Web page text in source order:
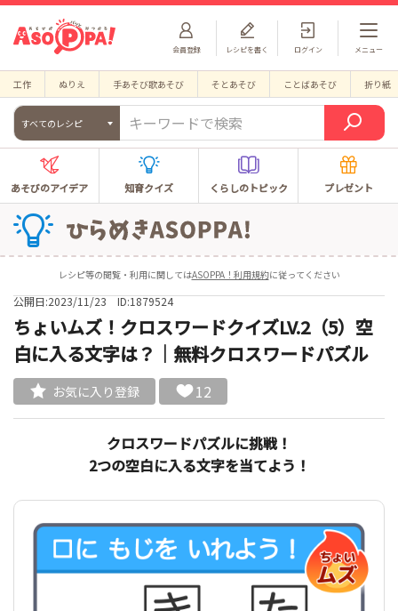
会員登録 ログイン
レシピを書く メニュー
工作 ぬりえ 手あそび歌あそび そとあそび ことばあそび 折り紙
すべてのレシピ
あそびのアイデア 知育クイズ くらしのトピック プレゼント
レシピ等の閲覧・利用に関してはASOPPA！利用規約に従ってください
公開日:2023/11/23 ID:1879524
ちょいムズ！クロスワードクイズLV.2（5）空
白に入る文字は？｜無料クロスワードパズル
お気に入り登録 12
クロスワードパズルに挑戦！
2つの空白に入る文字を当てよう！